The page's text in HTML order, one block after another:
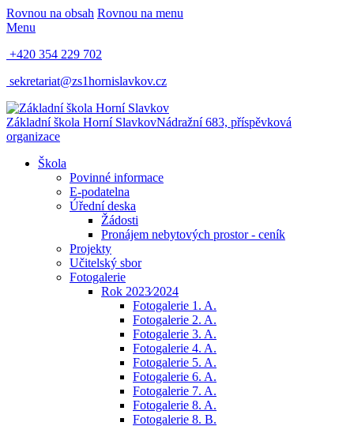
Rovnou na obsah Rovnou na menu
Menu
+420 354 229 702
sekretariat@zs1hornislavkov.cz
Základní škola Horní SlavkovNádražní 683, příspěvková
organizace
Škola
Povinné informace
E-podatelna
Úřední deska
Žádosti
Pronájem nebytových prostor - ceník
Projekty
Učitelský sbor
Fotogalerie
Rok 2023⁄2024
Fotogalerie 1. A.
Fotogalerie 2. A.
Fotogalerie 3. A.
Fotogalerie 4. A.
Fotogalerie 5. A.
Fotogalerie 6. A.
Fotogalerie 7. A.
Fotogalerie 8. A.
Fotogalerie 8. B.